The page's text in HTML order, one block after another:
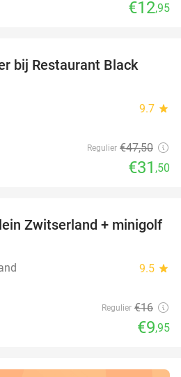
€12,95
34%
bij Restaurant Black
9.7 star
Regulier €47,50
€31 ,50
38%
Zwitserland + minigolf
9.5 star
Regulier €16
€9,95